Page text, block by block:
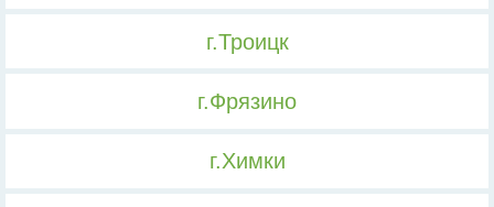
г.Троицк
г.Фрязино
г.Химки